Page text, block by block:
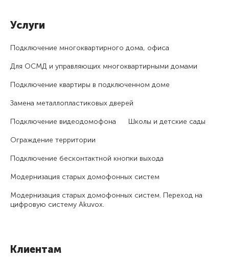
Услуги
Подключение много­квартирного дома, офиса
Для ОСМД и управляющих много­квартирными домами
Подключение квартиры в подключенном доме
Замена металлопластиковых дверей
Подключение видеодомофона Школы и детские сады
Ограждение территории
Подключение бесконтактной кнопки выхода
Модернизация старых домофонных систем
Модернизация старых домофонных систем. Переход на
цифровую систему Akuvox.
Клиентам